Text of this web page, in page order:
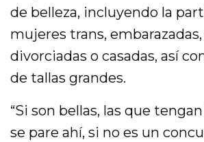
de belleza, incluyendo la
mujeres trans,
divorciadas o casadas, así
de tallas grandes.
“Si son bellas, las que
se pare ahí, si no es un